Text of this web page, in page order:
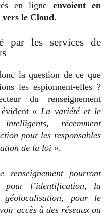
en ligne envoient en
le Cloud.
par les services de
la question de ce que
les espionnent-elles ?
du renseignement
« La variété et le
récemment
pour les responsables
de la loi ».
renseignement pourront
pour l’identification, la
pour le
accès à des réseaux ou